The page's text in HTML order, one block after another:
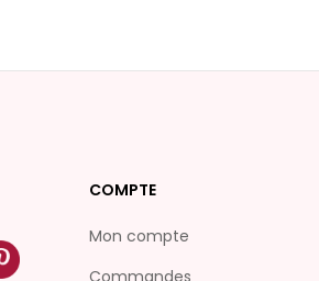
COMPTE
Mon compte